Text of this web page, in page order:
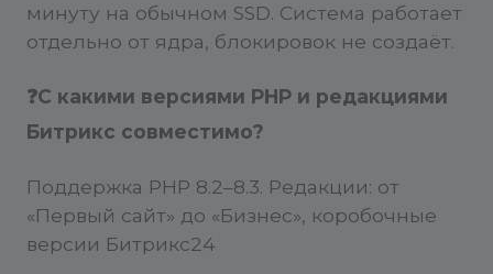
минуту на обычном SSD. Система работает
отдельно от ядра, блокировок не создаёт.
❓С какими версиями PHP и редакциями
Битрикс совместимо?
Поддержка PHP 8.2–8.3. Редакции: от
«Первый сайт» до «Бизнес», коробочные
версии Битрикс24